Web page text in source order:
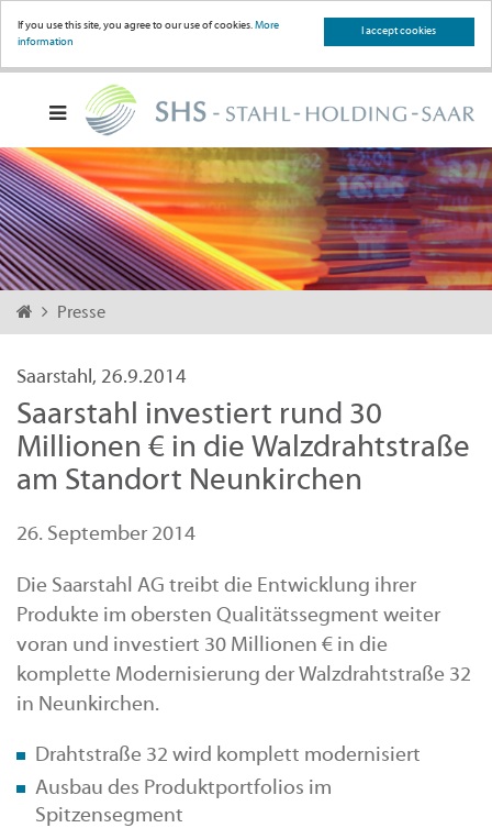
I accept cookies
If you use this site, you agree to our use of cookies.More
information
Presse
Saarstahl, 26.9.2014
Saarstahl investiert rund 30
Millionen € in die Walzdrahtstraße
am Standort Neunkirchen
26. September 2014
Die Saarstahl AG treibt die Entwicklung ihrer
Produkte im obersten Qualitätssegment weiter
voran und investiert 30 Millionen € in die
komplette Modernisierung der Walzdrahtstraße 32
in Neunkirchen.
Drahtstraße 32 wird komplett modernisiert
Ausbau des Produktportfolios im
Spitzensegment